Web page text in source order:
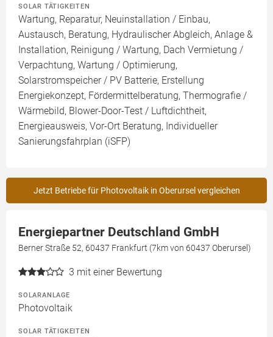
SOLAR TÄTIGKEITEN
Wartung, Reparatur, Neuinstallation / Einbau,
Austausch, Beratung, Hydraulischer Abgleich, Anlage &
Installation, Reinigung / Wartung, Dach Vermietung /
Verpachtung, Wartung / Optimierung,
Solarstromspeicher / PV Batterie, Erstellung
Energiekonzept, Fördermittelberatung, Thermografie /
Wärmebild, Blower-Door-Test / Luftdichtheit,
Energieausweis, Vor-Ort Beratung, Individueller
Sanierungsfahrplan (iSFP)
Jetzt Betriebe für Photovoltaik in Oberursel vergleichen
Energiepartner Deutschland GmbH
Berner Straße 52, 60437 Frankfurt (7km von 60437 Oberursel)
3 mit einer Bewertung
SOLARANLAGE
Photovoltaik
SOLAR TÄTIGKEITEN